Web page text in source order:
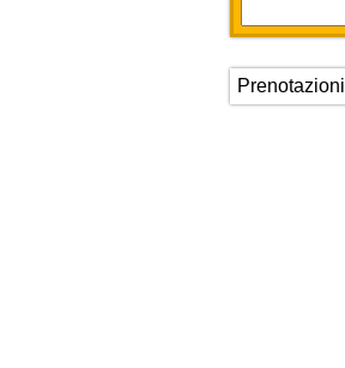
Prenotazioni